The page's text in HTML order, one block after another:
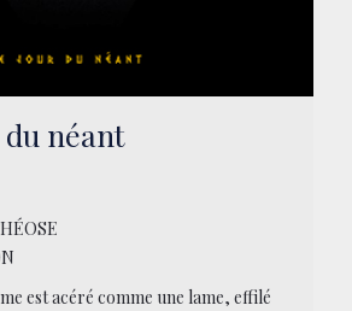
du néant
est acéré comme une lame, effilé